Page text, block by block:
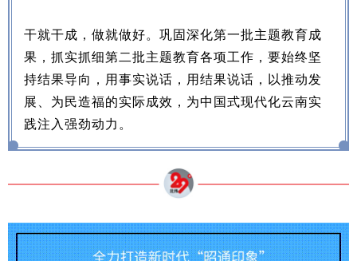
干就干成，做就做好。巩固深化第一批主题教育成
果，抓实抓细第二批主题教育各项工作，要始终坚
持结果导向，用事实说话，用结果说话，以推动发
展、为民造福的实际成效，为中国式现代化云南实
践注入强劲动力。